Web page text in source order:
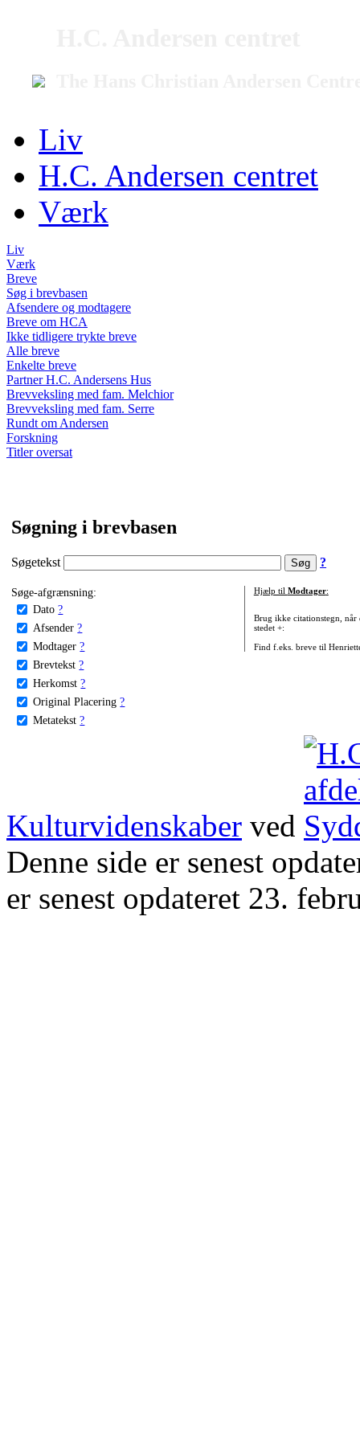
Liv
H.C. Andersen centret
Værk
Liv
Værk
Breve
Søg i brevbasen
Afsendere og modtagere
Breve om HCA
Ikke tidligere trykte breve
Alle breve
Enkelte breve
Partner H.C. Andersens Hus
Brevveksling med fam. Melchior
Brevveksling med fam. Serre
Rundt om Andersen
Forskning
Titler oversat
Søgning i brevbasen
Søgetekst ?
Søge-afgrænsning:
Dato ?
Afsender ?
Modtager ?
Brevtekst ?
Herkomst ?
Original Placering ?
Metatekst ?
Hjælp til Modtager:
Brug ikke citationstegn, når
stedet +:
Find f.eks. breve til
Kulturvidenskaber ved
Denne side er senest
er senest opdateret 23.